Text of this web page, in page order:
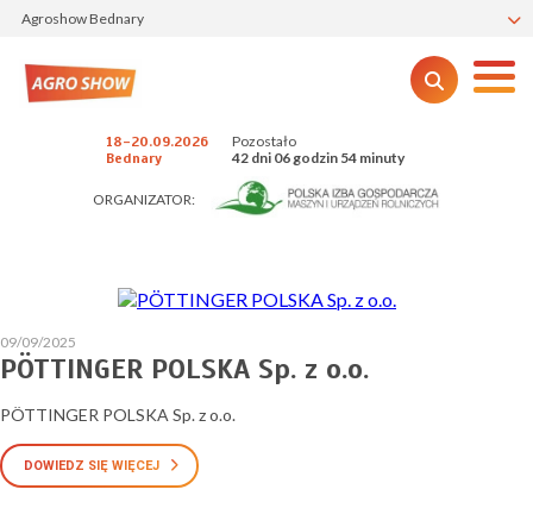
Agroshow Bednary
18-20.09.2026
Bednary
Pozostało
42 dni 06 godzin 54 minuty
ORGANIZATOR:
09/09/2025
PÖTTINGER POLSKA Sp. z o.o.
PÖTTINGER POLSKA Sp. z o.o.
DOWIEDZ SIĘ WIĘCEJ